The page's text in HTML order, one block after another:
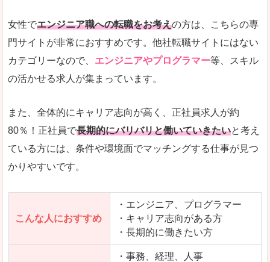
詳しい説明
また、他社転職サイトにはない日払いや週払いと
新着案件が続々とアップされるので、転職を急い
人気度
また、上戸彩さんのCMでおなじみなこともあり
使いやすさ
全体的にオレンジ色のトーンで、見ていても疲れ
「はたらこindex」で「安達郡大玉村」の
求人を含んだページを見てみる
女性でエンジニア職への転職をお考えの方は、こちらの専
門サイトが非常におすすめです。他社転職サイトにはない
カテゴリーなので、 エンジニアやプログラマー等、スキル
の活かせる求人が集まっています。
また、全体的にキャリア志向が高く、正社員求人が約
80％！正社員で長期的にバリバリと働いていきたいと考え
ている方には、条件や環境面でマッチングする仕事が見つ
かりやすいです。
こんな人におすすめ
・エンジニア、プログラマー
・キャリア志向がある方
・長期的に働きたい方
・事務、経理、人事